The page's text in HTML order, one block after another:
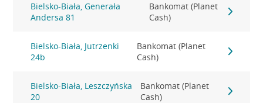
Bielsko-Biała, Generała
Andersa 81
Bankomat (Planet
Cash)
Bielsko-Biała, Jutrzenki
24b
Bankomat (Planet
Cash)
Bielsko-Biała, Leszczyńska
20
Bankomat (Planet
Cash)